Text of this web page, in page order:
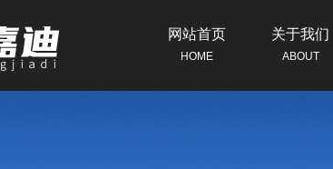
网站首页
HOME
关于我们
ABOUT